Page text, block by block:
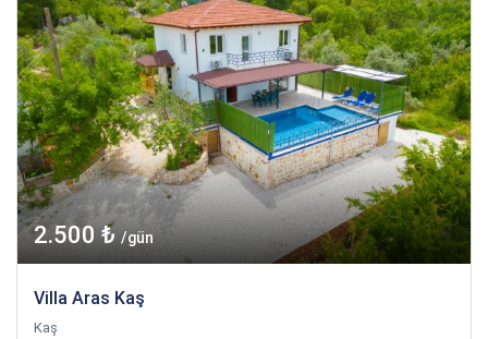
2.500 ₺/gün
Villa Aras Kaş
Kaş